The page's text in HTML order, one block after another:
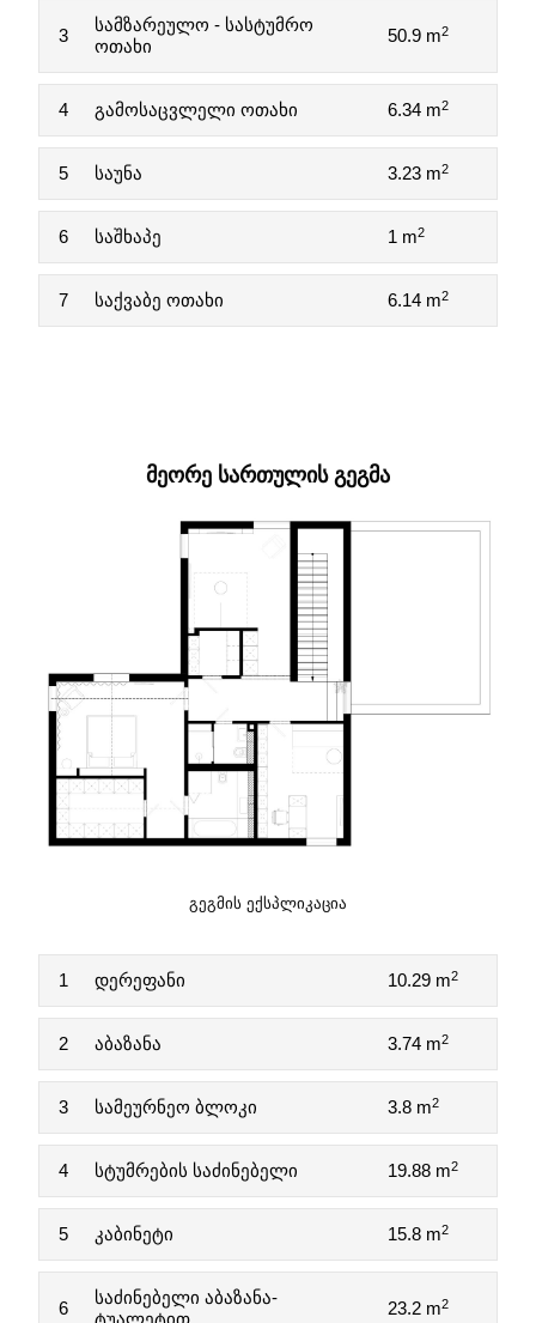
3
სამზარეულო - სასტუმრო
ოთახი
50.9 m2
4 გამოსაცვლელი ოთახი 6.34 m2
5 საუნა 3.23 m2
6 საშხაპე 1 m2
7 საქვაბე ოთახი 6.14 m2
ᲛᲔᲝᲠᲔ ᲡᲐᲠᲗᲣᲚᲘᲡ ᲒᲔᲒᲛᲐ
ᲒᲔᲒᲛᲘᲡ ᲔᲥᲡᲞᲚᲘᲙᲐᲪᲘᲐ
1 დერეფანი 10.29 m2
2 აბაზანა 3.74 m2
3 სამეურნეო ბლოკი 3.8 m2
4 სტუმრების საძინებელი 19.88 m2
5 კაბინეტი 15.8 m2
6
საძინებელი აბაზანა-
23.2 m2